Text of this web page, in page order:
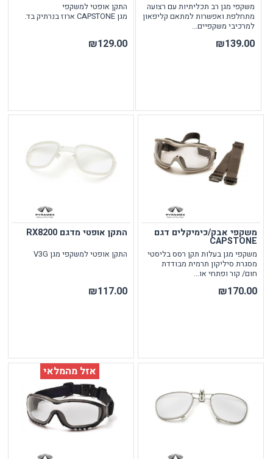
משקפי מגן רב תכליתיות עם רצועה
מתחלפת ואפשרות למתאם קליפאון
למרכיבי משקפיים...
₪139.00
התקן אופטי למשקפי
מגן CAPSTONE ארוז בנרתיק בד.
₪129.00
משקפי אבק/כימיקלים דגם
CAPSTONE
משקפי מגן בעלות תקן רסס בליסטי
מסגרת סיליקון תרמית מבודדת
חום/ קור ופתחי או...
₪170.00
התקן אופטי מדגם RX8200
התקן אופטי למשקפי מגן V3G
₪117.00
אזל מהמלאי